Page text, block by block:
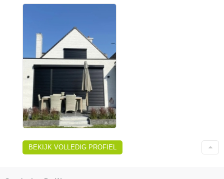
BEKIJK VOLLEDIG PROFIEL